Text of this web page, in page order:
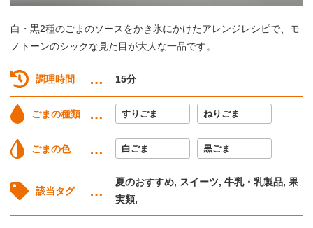
白・黒2種のごまのソースをかき氷にかけたアレンジレシピで、モ
ノトーンのシックな見た目が大人な一品です。
調理時間 15分
ごまの種類 すりごま ねりごま
ごまの色 白ごま 黒ごま
該当タグ
夏のおすすめ, スイーツ, 牛乳・乳製品, 果
実類,